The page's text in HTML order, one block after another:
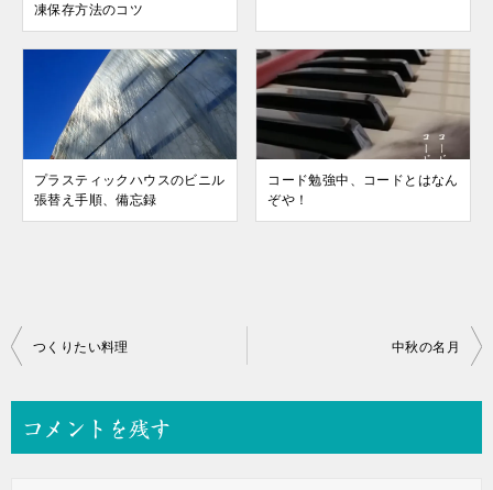
凍保存方法のコツ
プラスティックハウスのビニル
張替え手順、備忘録
コード勉強中、コードとはなん
ぞや！
投
ビ
つくりたい料理 中秋の名月
コメントを残す